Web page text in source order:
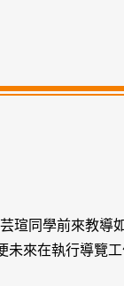
瑄同學前來教導
來在執行導覽